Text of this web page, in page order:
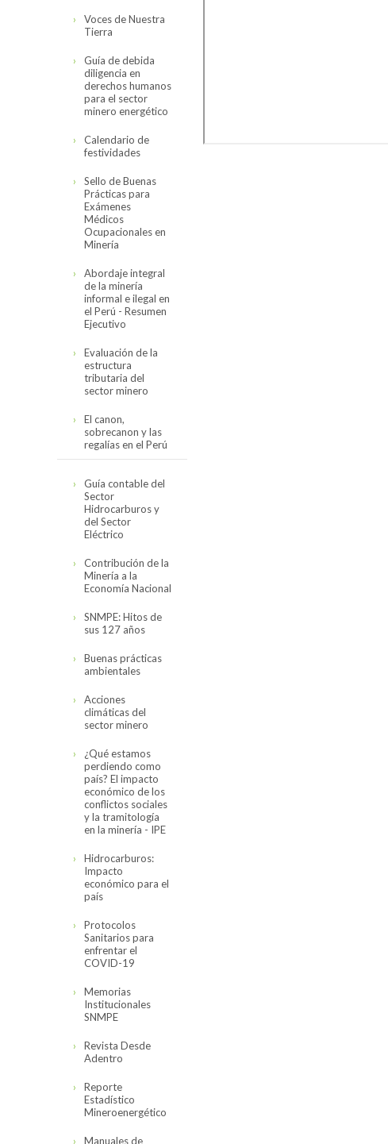
Sectorial
Estudio completo
resumen
Voces de Nuestra
Tierra
Guía de debida
diligencia en
derechos humanos
para el sector
minero energético
Calendario de
festividades
Sello de Buenas
Prácticas para
Exámenes
Médicos
Ocupacionales en
Minería
Abordaje integral
de la minería
informal e ilegal en
el Perú - Resumen
Ejecutivo
Evaluación de la
estructura
tributaria del
sector minero
El canon,
sobrecanon y las
regalías en el Perú
Cifras actualizadas
en noviembre del
2019
El canon,
regalías en el Perú
(2008-2017)
Guía contable del
Sector
Hidrocarburos y
del Sector
Eléctrico
Contribución de la
Minería a la
Economía Nacional
SNMPE: Hitos de
sus 127 años
Buenas prácticas
ambientales
Acciones
climáticas del
sector minero
¿Qué estamos
perdiendo como
país? El impacto
económico de los
conflictos sociales
y la tramitología
en la minería - IPE
Hidrocarburos:
Impacto
económico para el
país
Protocolos
Sanitarios para
enfrentar el
COVID-19
Memorias
Institucionales
SNMPE
Revista Desde
Adentro
Reporte
Estadístico
Mineroenergético
Manuales de